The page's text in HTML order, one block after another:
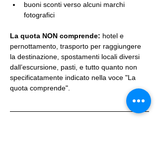
buoni sconti verso alcuni marchi
fotografici
La quota NON comprende: hotel e
pernottamento, trasporto per raggiungere
la destinazione, spostamenti locali diversi
dall’escursione, pasti, e tutto quanto non
specificatamente indicato nella voce "La
quota comprende".